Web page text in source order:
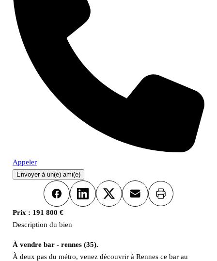
Appeler
Envoyer à un(e) ami(e)
FacebookLinkedInX Email Imprimer
Prix : 191 800 €
Description du bien
À vendre bar - rennes (35).
À deux pas du métro, venez découvrir à Rennes ce bar au